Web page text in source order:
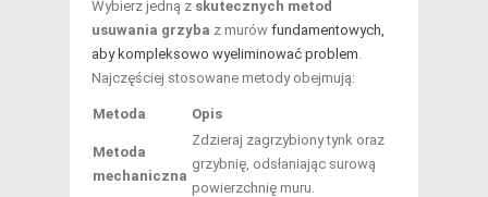
Wybierz jedną z skutecznych metod
usuwania grzyba z murów fundamentowych,
aby kompleksowo wyeliminować problem
Najczęściej stosowane metody obejmują:
Metoda Opis
Metoda
mechaniczna
Zdzieraj zagrzybiony tynk oraz
grzybnię, odsłaniając surową
powierzchnię muru.